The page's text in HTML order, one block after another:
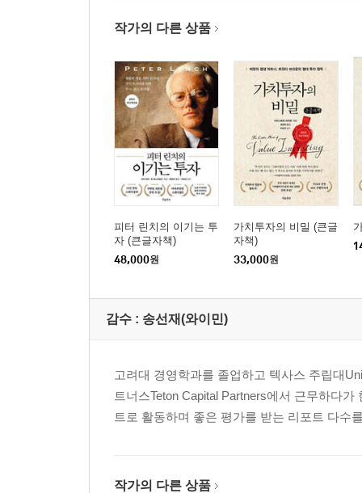
작가의 다른 상품
피터 린치의 이기는 투
자 (큰글자책)
48,000원
가치투자의 비밀 (큰글
자책)
33,000원
감수 : 송선재(와이민)
고려대 경영학과를 졸업하고 텍사스 주립대
트너스Teton Capital Partners에서 근무하다
트로 활동하며 좋은 평가를 받는 리포트 다수
작가의 다른 상품